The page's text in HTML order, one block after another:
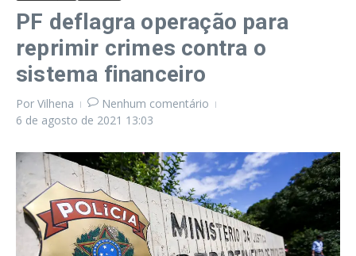
PF deflagra operação para
reprimir crimes contra o
sistema financeiro
Por Vilhena
Nenhum comentário
6 de agosto de 2021 13:03